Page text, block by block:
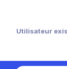
Utilisateur